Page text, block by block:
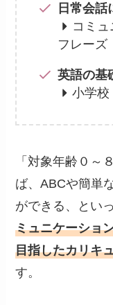
日常会話
コミュ
フレーズ
英語の基
小学校
「対象年齢０～
ば、ABCや簡単
ができる、とい
ミュニケーショ
目指したカリキ
す。